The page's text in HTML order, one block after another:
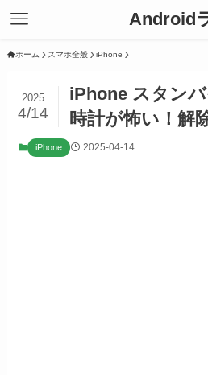
Android
ホーム スマホ全般 iPhone
iPhone スタン
時計が怖い！解
2025
4/14
iPhone 2025-04-14